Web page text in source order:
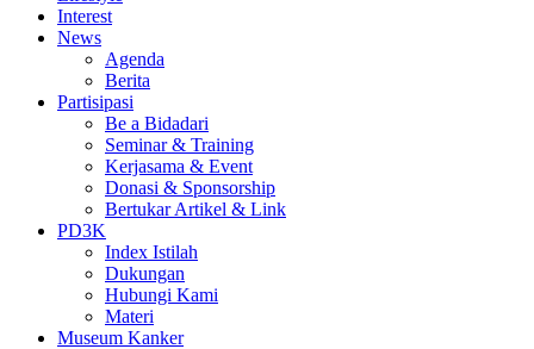
Interest
News
Agenda
Berita
Partisipasi
Be a Bidadari
Seminar & Training
Kerjasama & Event
Donasi & Sponsorship
Bertukar Artikel & Link
PD3K
Index Istilah
Dukungan
Hubungi Kami
Materi
Museum Kanker